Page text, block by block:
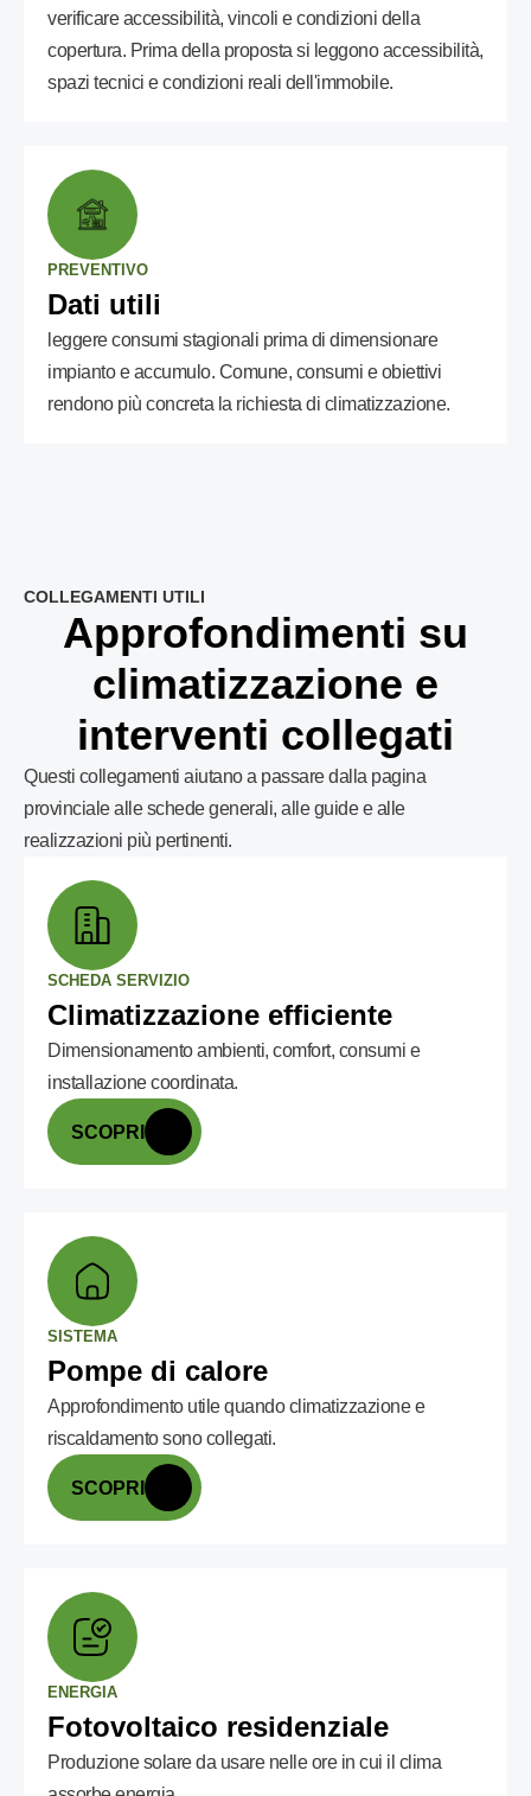
verificare accessibilità, vincoli e condizioni della
copertura. Prima della proposta si leggono accessibilità,
spazi tecnici e condizioni reali dell'immobile.
PREVENTIVO
Dati utili
leggere consumi stagionali prima di dimensionare
impianto e accumulo. Comune, consumi e obiettivi
rendono più concreta la richiesta di climatizzazione.
COLLEGAMENTI UTILI
Approfondimenti su
climatizzazione e
interventi collegati
Questi collegamenti aiutano a passare dalla pagina
provinciale alle schede generali, alle guide e alle
realizzazioni più pertinenti.
SCHEDA SERVIZIO
Climatizzazione efficiente
Dimensionamento ambienti, comfort, consumi e
installazione coordinata.
SCOPRI
SISTEMA
Pompe di calore
Approfondimento utile quando climatizzazione e
riscaldamento sono collegati.
SCOPRI
ENERGIA
Fotovoltaico residenziale
Produzione solare da usare nelle ore in cui il clima